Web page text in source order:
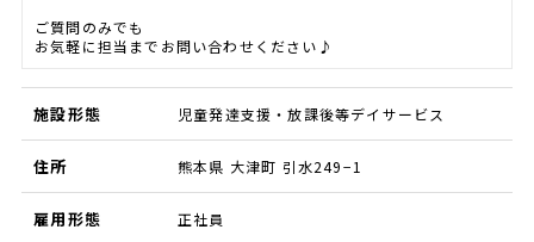
ご質問のみでも
お気軽に担当までお問い合わせください♪
施設形態 児童発達支援・放課後等デイサービス
住所 熊本県 大津町 引水249−1
雇用形態 正社員